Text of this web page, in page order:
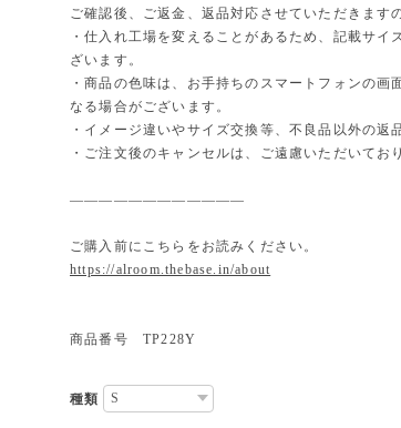
ご確認後、ご返金、返品対応させていただきます
・仕入れ工場を変えることがあるため、記載サイ
ざいます。
・商品の色味は、お手持ちのスマートフォンの画
なる場合がございます。
・イメージ違いやサイズ交換等、不良品以外の返
・ご注文後のキャンセルは、ご遠慮いただいてお
————————————
ご購入前にこちらをお読みください。
https://alroom.thebase.in/about
商品番号 TP228Y
種類